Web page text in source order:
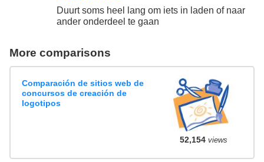
Duurt soms heel lang om iets in laden of naar
ander onderdeel te gaan
More comparisons
Comparación de sitios web de
concursos de creación de
logotipos
52,154views